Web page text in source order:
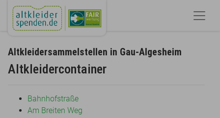
Altkleidersammelstellen in Gau-Algesheim
Altkleidercontainer
Bahnhofstraße
Am Breiten Weg